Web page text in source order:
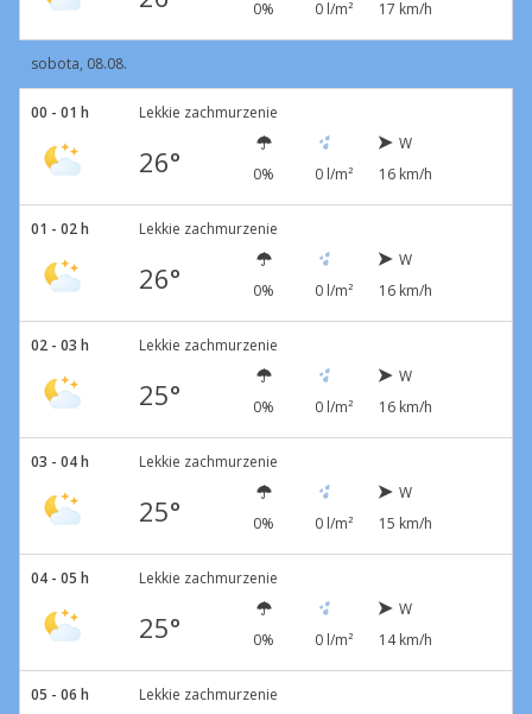
0% 0 l/m²
17 km/h
sobota, 08.08.
00 - 01 h Lekkie zachmurzenie
26° 0% 0 l/m²
W
16 km/h
01 - 02 h Lekkie zachmurzenie
26° 0% 0 l/m²
W
16 km/h
02 - 03 h Lekkie zachmurzenie
25° 0% 0 l/m²
W
16 km/h
03 - 04 h Lekkie zachmurzenie
25° 0% 0 l/m²
W
15 km/h
04 - 05 h Lekkie zachmurzenie
25° 0% 0 l/m²
W
14 km/h
05 - 06 h Lekkie zachmurzenie